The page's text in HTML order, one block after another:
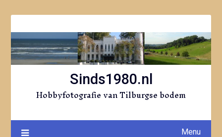
naar
inhoud
Sinds1980.nl
Hobbyfotografie van Tilburgse bodem
Menu